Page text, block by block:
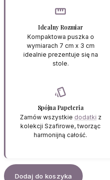
straighten
Idealny Rozmiar
Kompaktowa puszka o
wymiarach 7 cm x 3 cm
idealnie prezentuje się na
stole.
style
Spójna Papeteria
Zamów wszystkie dodatki z
kolekcji Szafirowe, tworząc
harmonijną całość.
Dodaj do koszyka